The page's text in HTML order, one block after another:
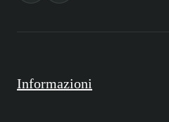
pz
Informazioni